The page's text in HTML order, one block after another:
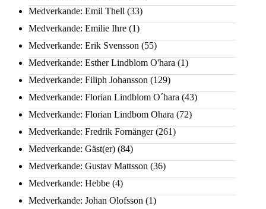
Medverkande: Emil Thell (33)
Medverkande: Emilie Ihre (1)
Medverkande: Erik Svensson (55)
Medverkande: Esther Lindblom O'hara (1)
Medverkande: Filiph Johansson (129)
Medverkande: Florian Lindblom O´hara (43)
Medverkande: Florian Lindbom Ohara (72)
Medverkande: Fredrik Fornänger(261)
Medverkande: Gäst(er) (84)
Medverkande: Gustav Mattsson (36)
Medverkande: Hebbe (4)
Medverkande: Johan Olofsson (1)